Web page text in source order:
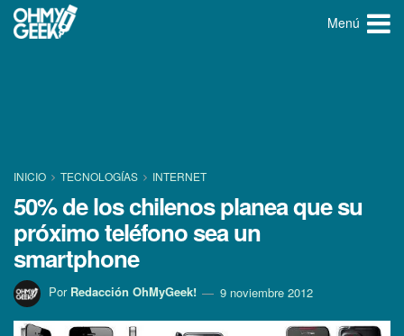
Menú
INICIO TECNOLOGÍ­AS INTERNET
50% de los chilenos planea que su
próximo teléfono sea un
smartphone
Por Redacción OhMyGeek! 9 noviembre 2012